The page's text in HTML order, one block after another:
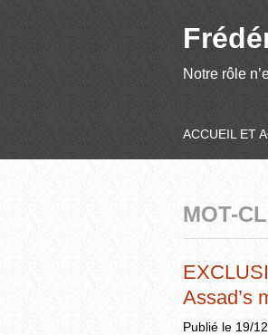
Notre rôle
ACCUEIL ET
MOT-
Assad’s
Publié le 19/